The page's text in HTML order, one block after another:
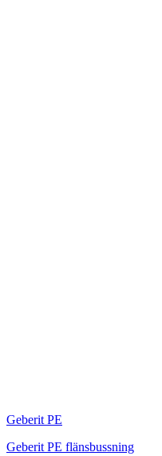
Geberit PE
Geberit PE flänsbussning